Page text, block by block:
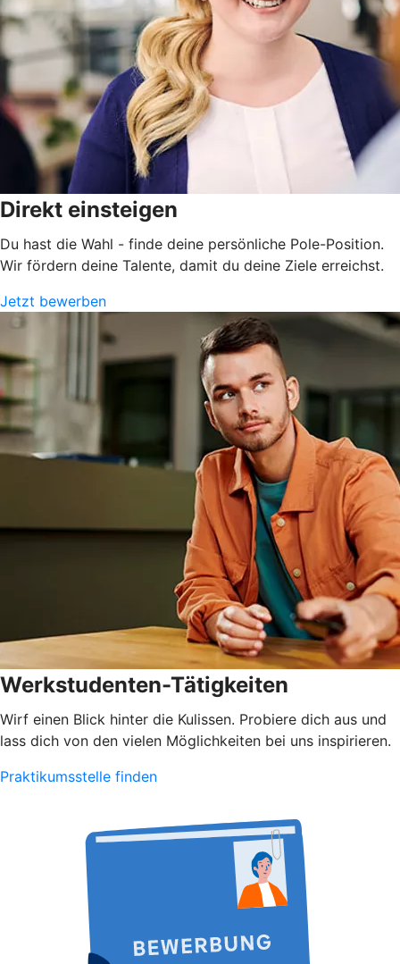
Direkt einsteigen
Du hast die Wahl - finde deine persönliche Pole-Position.
Wir fördern deine Talente, damit du deine Ziele erreichst.
Jetzt bewerben
Werkstudenten-Tätigkeiten
Wirf einen Blick hinter die Kulissen. Probiere dich aus und
lass dich von den vielen Möglichkeiten bei uns inspirieren.
Praktikumsstelle finden